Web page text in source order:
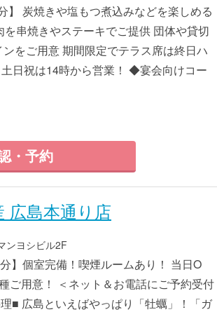
】 炭焼きや塩もつ煮込みなどを楽しめる
串焼きやステーキでご提供 団体や貸切
をご用意 期間限定でテラス席は終日ハ
日祝は14時から営業！ ◆宴会向けコー
・予約
広島本通り店
ンヨシビル2F
】個室完備！喫煙ルームあり！ 当日O
ご用意！ ＜ネット＆お電話にご予約受付
■ 広島といえばやっぱり「牡蠣」！「ガ